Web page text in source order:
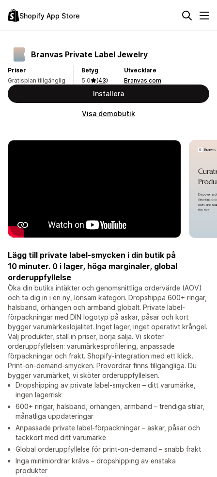
Shopify App Store
Branvas Private Label Jewelry
Priser
Gratisplan tillgänglig
Betyg
5,0
(43)
Utvecklare
Branvas.com
Installera
Visa demobutik
Lägg till private label-smycken i din butik på
10 minuter. 0 i lager, höga marginaler, global
orderuppfyllelse
Öka din butiks intäkter och genomsnittliga ordervärde (AOV)
och ta dig in i en ny, lönsam kategori. Dropshippa 600+ ringar,
halsband, örhängen och armband globalt. Private label-
förpackningar med DIN logotyp på askar, påsar och kort
bygger varumärkeslojalitet. Inget lager, inget operativt krångel.
Välj produkter, ställ in priser, börja sälja. Vi sköter
orderuppfyllelsen: varumärkesprofilering, anpassade
förpackningar och frakt. Shopify-integration med ett klick.
Print-on-demand-smycken. Provordrar finns tillgängliga. Du
bygger varumärket, vi sköter orderuppfyllelsen.
Dropshipping av private label-smycken – ditt varumärke,
ingen lagerrisk
600+ ringar, halsband, örhängen, armband – trendiga stilar,
månatliga uppdateringar
Anpassade private label-förpackningar – askar, påsar och
tackkort med ditt varumärke
Global orderuppfyllelse för print-on-demand – snabb frakt
Inga minimiordrar krävs – dropshipping av enstaka
produkter